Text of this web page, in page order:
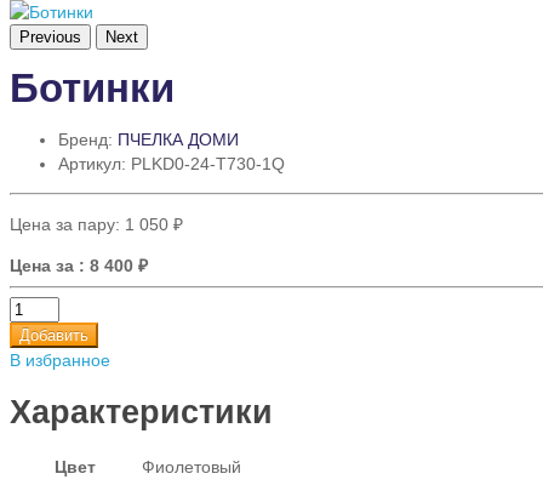
Previous Next
Ботинки
Бренд: ПЧЕЛКА ДОМИ
Артикул: PLKD0-24-T730-1Q
Цена за пару: 1 050 ₽
Цена за : 8 400 ₽
Добавить
В избранное
Характеристики
Цвет
Фиолетовый